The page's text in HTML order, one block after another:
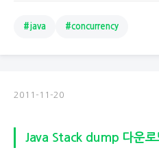
#java #concurrency
2011-11-20
Java Stack dump 다운로